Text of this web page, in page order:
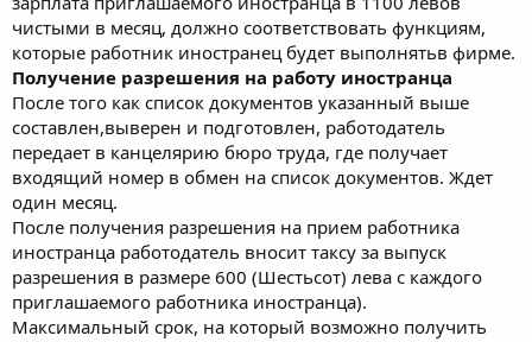
чистыми в месяц, должно соответствовать функциям,
которые работник иностранец будет выполнятьв фирме.
Получение разрешения на работу иностранца
После того как список документов указанный выше
составлен,выверен и подготовлен, работодатель
передает в канцелярию бюро труда, где получает
входящий номер в обмен на список документов. Ждет
один месяц.
После получения разрешения на прием работника
иностранца работодатель вносит таксу за выпуск
разрешения в размере 600 (Шестьсот) лева с каждого
приглашаемого работника иностранца).
Максимальный срок, на который возможно получить